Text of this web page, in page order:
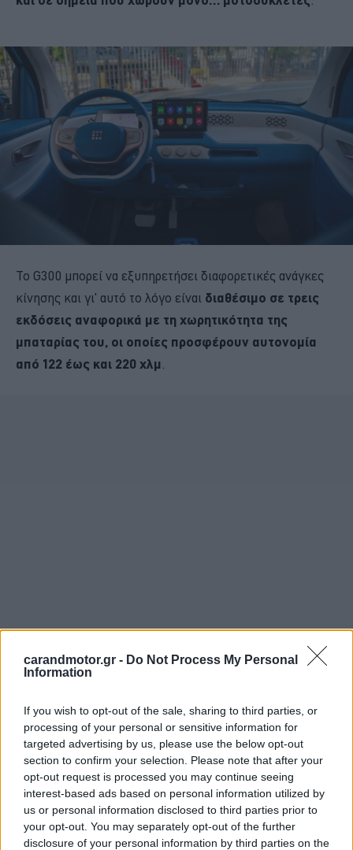
carandmotor.gr - Do Not Process My Personal
Information
If you wish to opt-out of the sale, sharing to third parties, or
processing of your personal or sensitive information for
targeted advertising by us, please use the below opt-out
section to confirm your selection. Please note that after your
opt-out request is processed you may continue seeing
interest-based ads based on personal information utilized by
us or personal information disclosed to third parties prior to
your opt-out. You may separately opt-out of the further
disclosure of your personal information by third parties on the
Το G300 μπορεί να εξυπηρετήσει διαφορετικές ανάγκες
κίνησης και γι' αυτό το λόγο είναι διαθέσιμο σε τρεις
εκδόσεις αναφορικά με τη χωρητικότητα της
μπαταρίας του, οι οποίες προσφέρουν αυτονομία
από 122 έως και 220 χλμ